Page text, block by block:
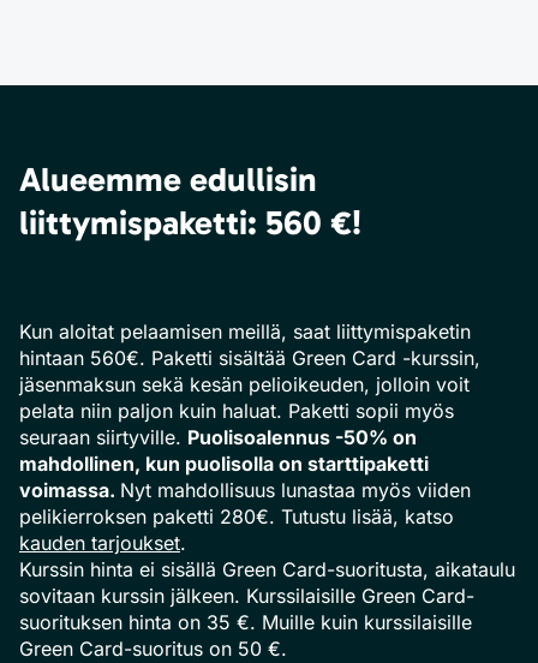
Alueemme edullisin
liittymispaketti: 560 €!
Kun aloitat pelaamisen meillä, saat liittymispaketin
hintaan 560€. Paketti sisältää Green Card -kurssin,
jäsenmaksun sekä kesän pelioikeuden, jolloin voit
pelata niin paljon kuin haluat. Paketti sopii myös
seuraan siirtyville. Puolisoalennus -50% on
mahdollinen, kun puolisolla on starttipaketti
voimassa. Nyt mahdollisuus lunastaa myös viiden
pelikierroksen paketti 280€. Tutustu lisää, katso
kauden tarjoukset.
Kurssin hinta ei sisällä Green Card-suoritusta, aikataulu
sovitaan kurssin jälkeen. Kurssilaisille Green Card-
suorituksen hinta on 35 €. Muille kuin kurssilaisille
Green Card-suoritus on 50 €.